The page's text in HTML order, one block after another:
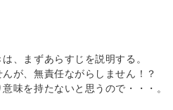
、まずあらすじを説明する。
が、無責任ながらしません！？
味を持たないと思うので・・・。